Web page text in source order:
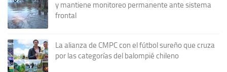
y mantiene monitoreo permanente ante sistema
frontal
La alianza de CMPC con el fútbol sureño que cruza
por las categorías del balompié chileno